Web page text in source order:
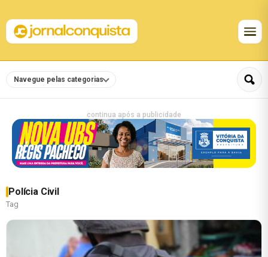
Navegue pelas categorias
continua após a publicidade
Polícia Civil
Tag